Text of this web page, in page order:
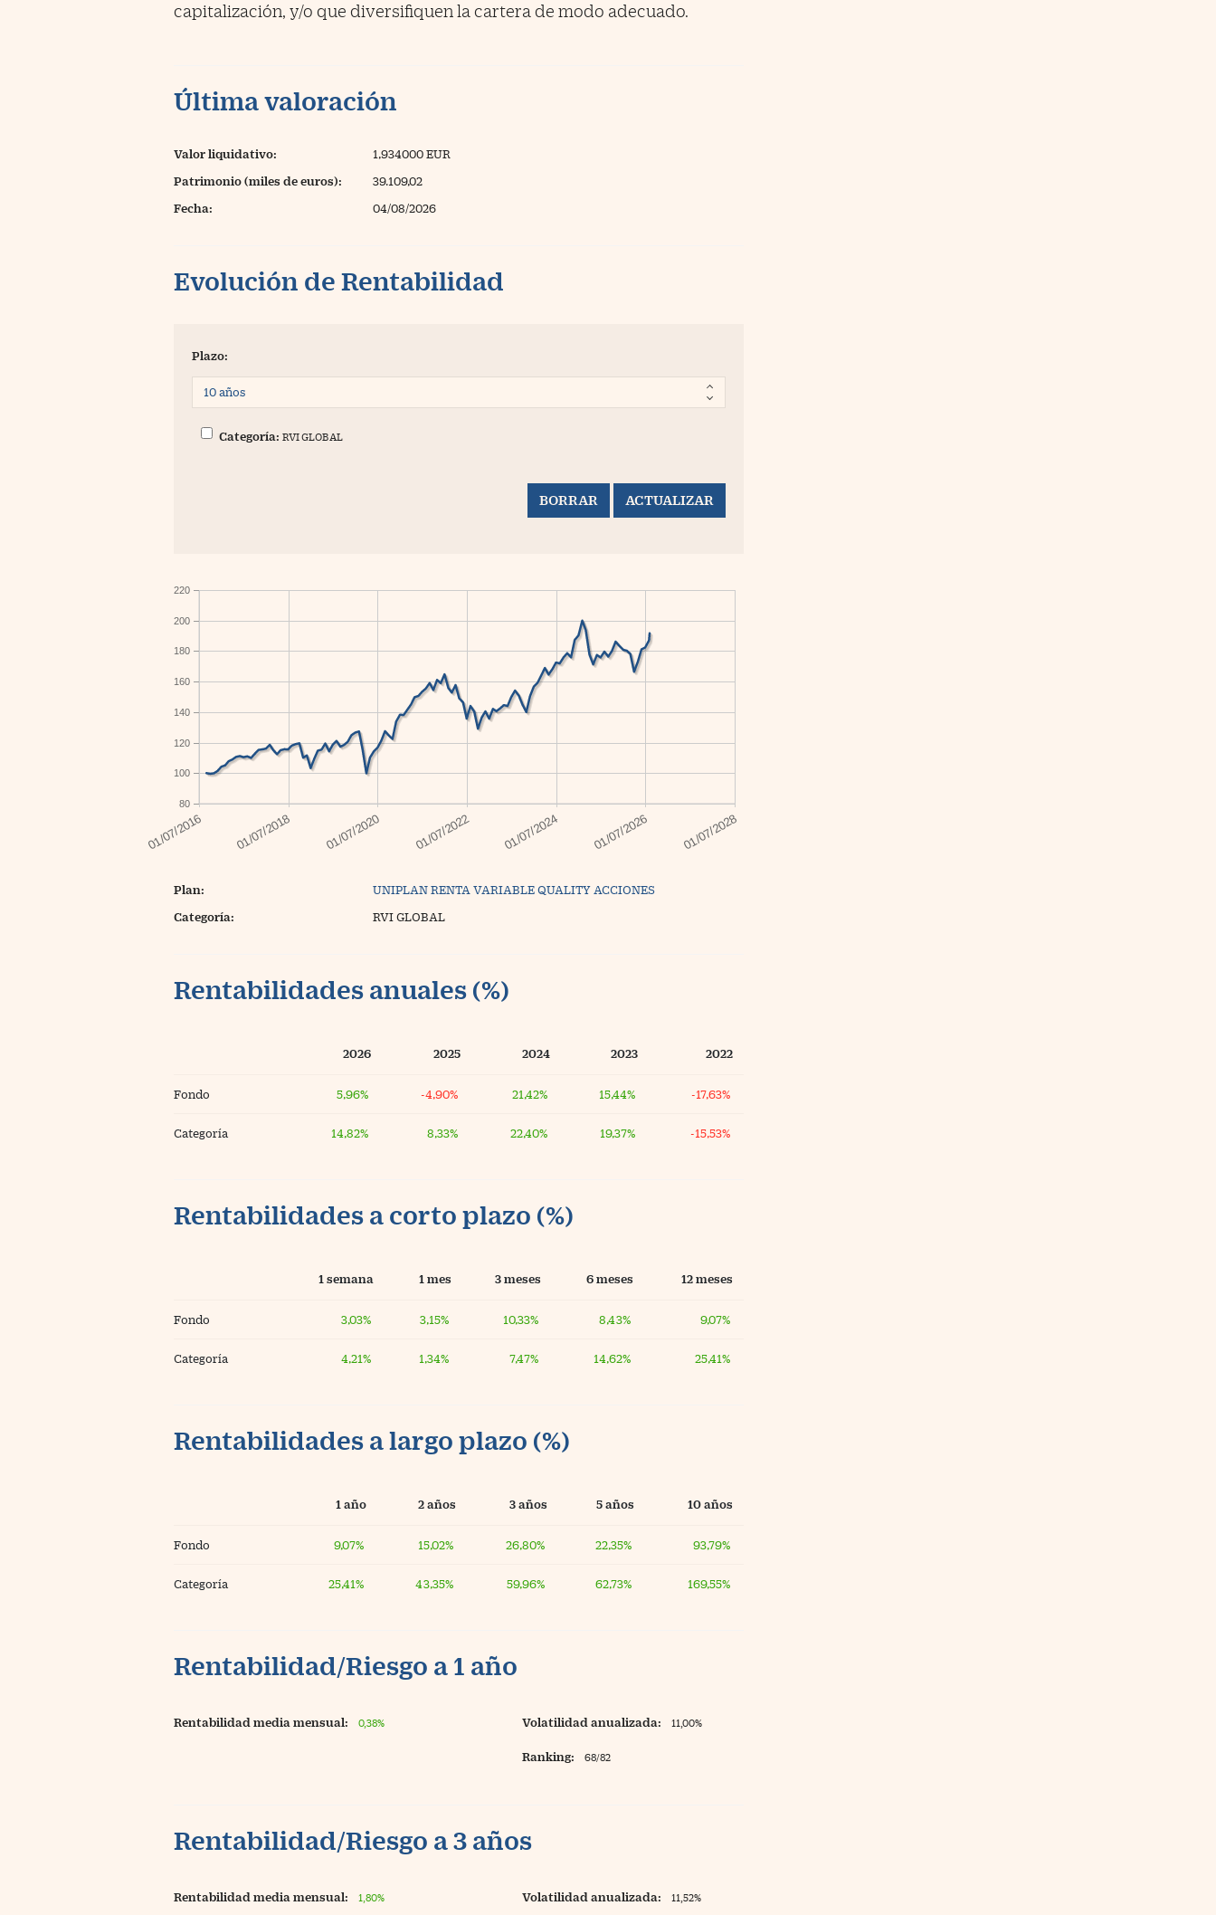
capitalización, y/o que diversifiquen la cartera de modo adecuado.
Última valoración
Valor liquidativo: 1,934000 EUR
Patrimonio (miles de euros): 39.109,02
Fecha: 04/08/2026
Evolución de Rentabilidad
Plazo:
Categoría: RVI GLOBAL
80
100
120
140
160
180
200
220
Plan: UNIPLAN RENTA VARIABLE QUALITY ACCIONES
Categoría: RVI GLOBAL
Rentabilidades anuales (%)
2026 2025 2024 2023 2022
Fondo 5,96% -4,90% 21,42% 15,44% -17,63%
Categoría 14,82% 8,33% 22,40% 19,37% -15,53%
Rentabilidades a corto plazo (%)
1 semana 1 mes 3 meses 6 meses 12 meses
Fondo 3,03% 3,15% 10,33% 8,43% 9,07%
Categoría 4,21% 1,34% 7,47% 14,62% 25,41%
Rentabilidades a largo plazo (%)
1 año 2 años 3 años 5 años 10 años
Fondo 9,07% 15,02% 26,80% 22,35% 93,79%
Categoría 25,41% 43,35% 59,96% 62,73% 169,55%
Rentabilidad/Riesgo a 1 año
Rentabilidad media mensual: 0,38% Volatilidad anualizada: 11,00%
Ranking: 68/82
Rentabilidad/Riesgo a 3 años
Rentabilidad media mensual: 1,80% Volatilidad anualizada: 11,52%